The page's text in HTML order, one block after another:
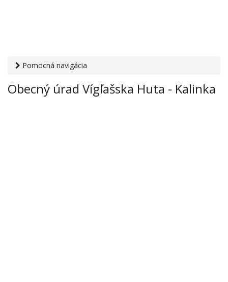
Pomocná navigácia
Obecný úrad Vígľašska Huta - Kalinka
Obecný úrad Vígľašska Huta - Kalinka